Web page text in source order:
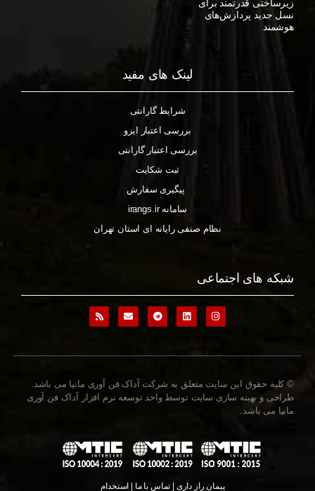
زیرساختی قدرتمند برای
نسل جدید پردازش‌های
هوشمند
لینک های مفید
شرایط گارانتی
بررسی اعتبار ایزو
بررسی اعتبار گارانتی
ثبت شکایت
پیگیری سفارش
سامانه irangs.ir
نظام صنفی رایانه ای استان تهران
شبکه های اجتماعی
© کلیه حقوق این سایت متعلق به شرکت آداک فن آوری مانیا می باشد.
طراحی و بهینه سازی سایت توسط واحد توسعه نرم افزار آداک فن آوری
مانیا می باشد.
پیمان راز داری | تماس با ما | استخدام